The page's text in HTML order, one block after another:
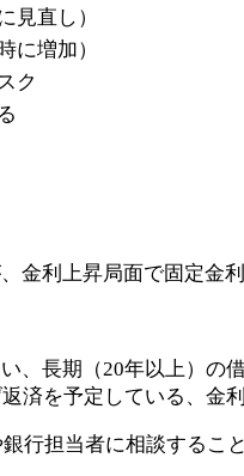
見直し）
に増加）
ク
金利上昇局面で固定金
、長期（20年以上）の
済を予定している、金
行担当者に相談するこ